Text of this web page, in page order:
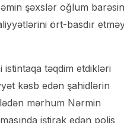
şəxslər oğlum
ört-basdır
təqdim etdikləri
kəsb edən şahidlərin
mərhum Nərmin
iştirak edən polis